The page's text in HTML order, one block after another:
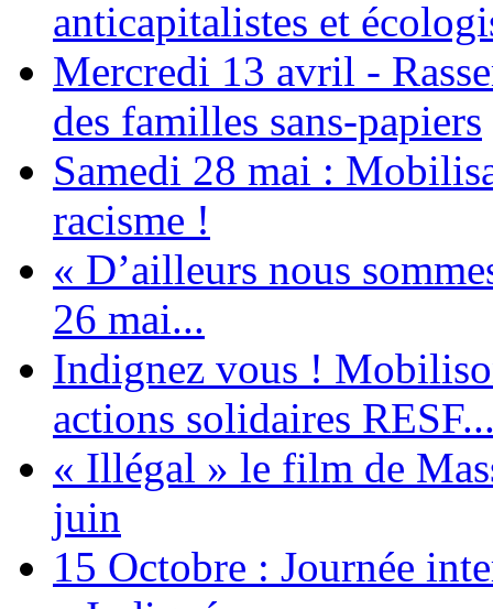
anticapitalistes et
Mercredi 13 avril -
des familles sans-papiers
Samedi 28 mai :
racisme !
« D’ailleurs nous
26 mai...
Indignez vous !
actions solidaires
« Illégal » le film de
juin
15 Octobre : Journée